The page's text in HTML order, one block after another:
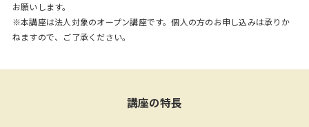
お願いします。
※本講座は法人対象のオープン講座です。個人の方のお申し込みは承りか
ねますので、ご了承ください。
講座の特長